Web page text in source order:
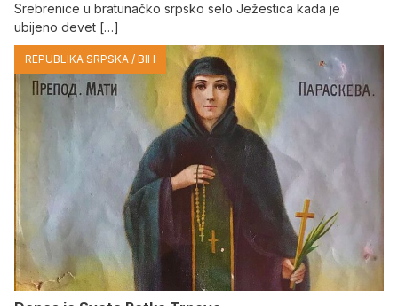
Srebrenice u bratunačko srpsko selo Јežestica kada je
ubijeno devet […]
REPUBLIKA SRPSKA / BIH